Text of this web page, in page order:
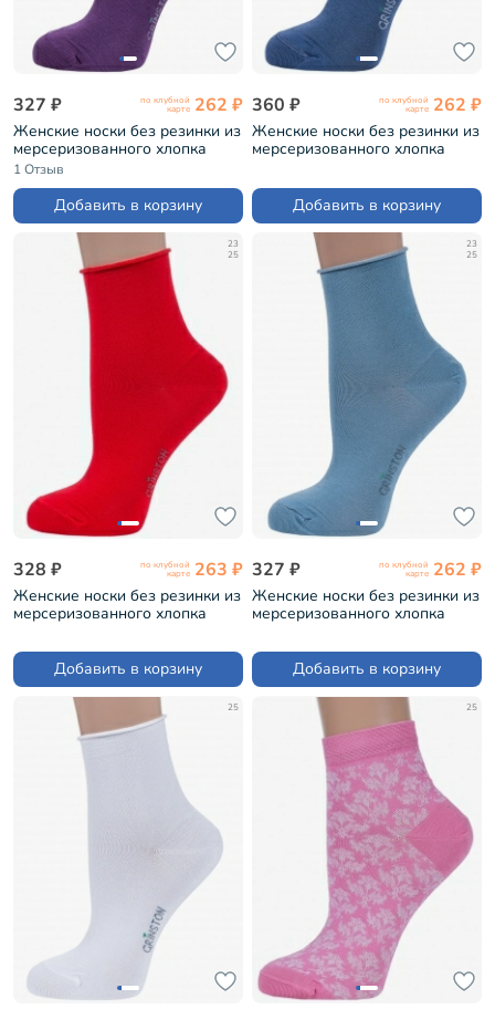
327 ₽ по клубной
карте 262 ₽
Женские носки без резинки из
мерсеризованного хлопка
Grinston ФИОЛЕТОВЫЕ
(15D22)
1 Отзыв
Добавить в корзину
360 ₽ по клубной
карте 262 ₽
Женские носки без резинки из
мерсеризованного хлопка
Добавить в корзину
23
25
328 ₽ по клубной
карте 263 ₽
Женские носки без резинки из
мерсеризованного хлопка
Добавить в корзину
23
25
327 ₽ по клубной
карте 262 ₽
Женские носки без резинки из
мерсеризованного хлопка
(15D22)
Добавить в корзину
25 25